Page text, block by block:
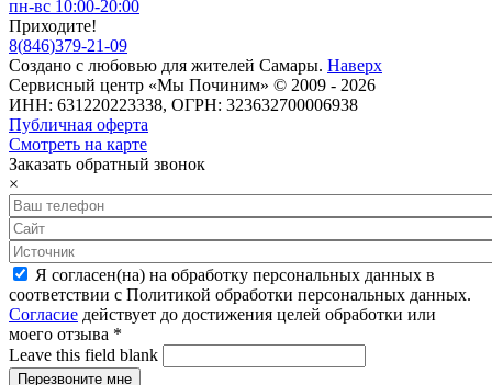
пн-вс 10:00-20:00
Приходите!
8(846)379-21-09
Создано с любовью для жителей Самары. Наверх
Сервисный центр «Мы Починим» © 2009 - 2026
ИНН: 631220223338, ОГРН: 323632700006938
Публичная оферта
Смотреть на карте
Заказать обратный звонок
×
Я согласен(на) на обработку персональных данных в
соответствии с Политикой обработки персональных данных.
Согласие действует до достижения целей обработки или
моего отзыва *
Leave this field blank